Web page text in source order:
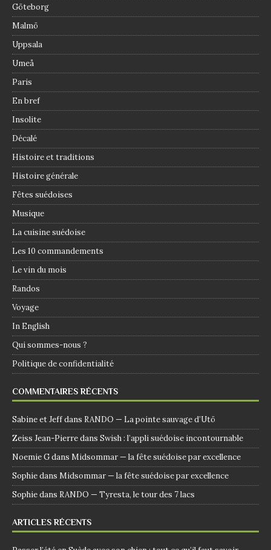
Göteborg
Malmö
Uppsala
Umeå
Paris
En bref
Insolite
Décalé
Histoire et traditions
Histoire générale
Fêtes suédoises
Musique
La cuisine suédoise
Les 10 commandements
Le vin du mois
Randos
Voyage
In English
Qui sommes-nous ?
Politique de confidentialité
COMMENTAIRES RÉCENTS
Sabine et Jeffdans RANDO — La pointe sauvage d’Utö
Zeiss Jean-Pierredans Swish : l’appli suédoise incontournable
Noemie Gdans Midsommar — la fête suédoise par excellence
Sophiedans Midsommar — la fête suédoise par excellence
Sophiedans RANDO — Tyresta, le tour des 7 lacs
ARTICLES RÉCENTS